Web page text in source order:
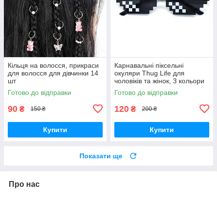
Кільця на волосся, прикраси
для волосся для дівчинки 14
шт
Готово до відправки
90 ₴ 150 ₴
Купити
Карнавальні піксельні
окуляри Thug Life для
чоловіків та жінок, 3 кольори
Готово до відправки
120 ₴ 200 ₴
Купити
Показати ще
Про нас